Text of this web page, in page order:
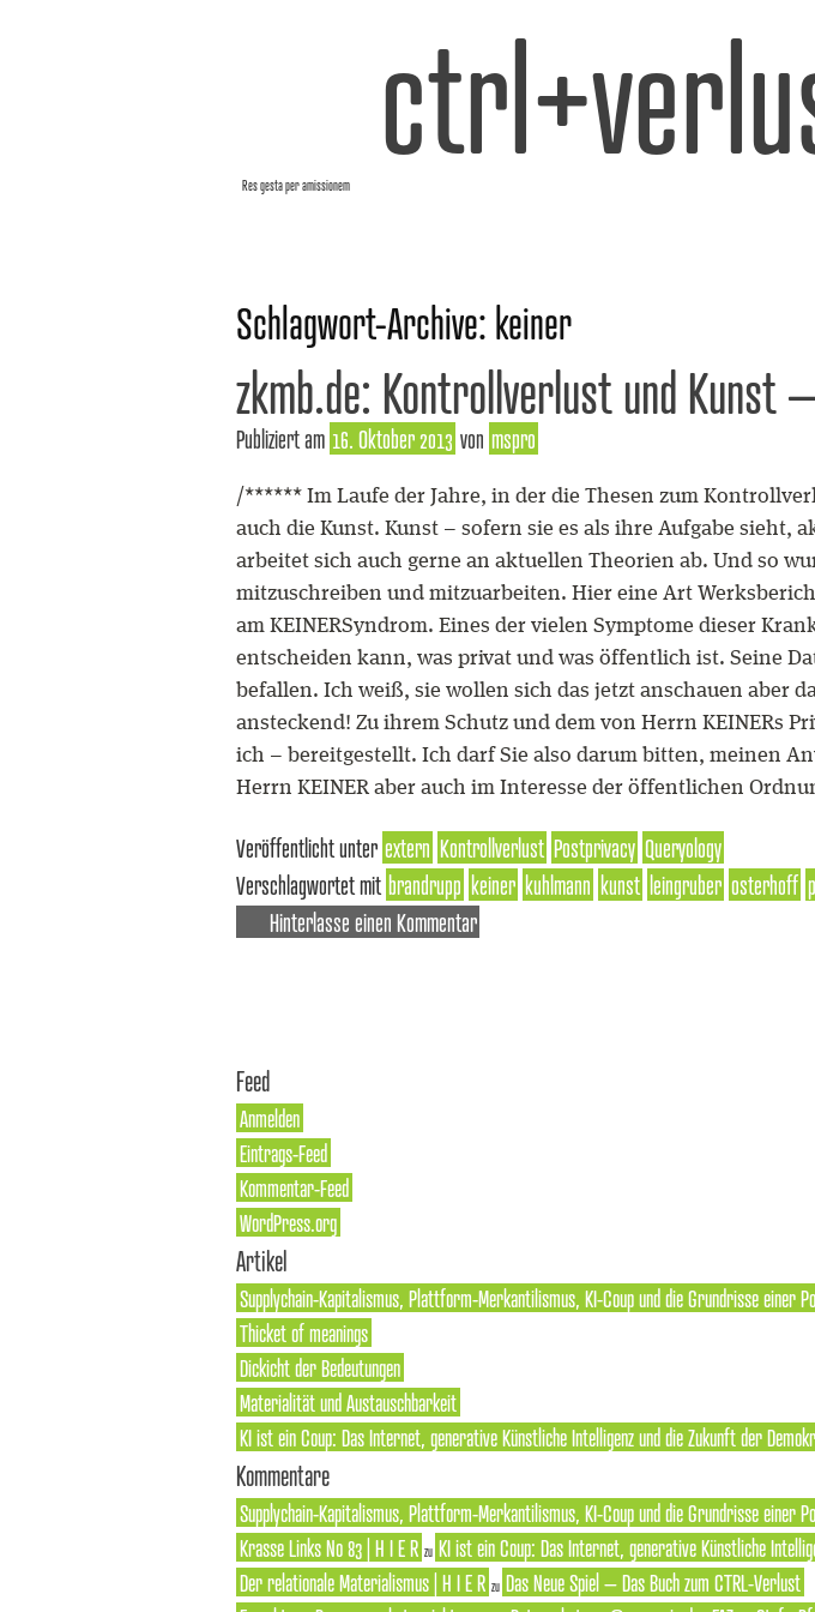
Res gesta per amissionem
Schlagwort-Archive:keiner
zkmb.de: Kontrollverlust und Kunst
Publiziert am 16. Oktober 2013 von mspro
/****** Im Laufe der Jahre, in der die Thesen zum
auch die Kunst. Kunst – sofern sie es als ihre Aufgabe
arbeitet sich auch gerne an aktuellen Theorien ab. Und so
mitzuschreiben und mitzuarbeiten. Hier eine Art
am KEINERSyndrom. Eines der vielen Symptome dieser
entscheiden kann, was privat und was öffentlich ist. Seine
befallen. Ich weiß, sie wollen sich das jetzt anschauen aber
ansteckend! Zu ihrem Schutz und dem von Herrn KEINERs
ich – bereitgestellt. Ich darf Sie also darum bitten, meinen
Herrn KEINER aber auch im Interesse der öffentlichen
Veröffentlicht unter extern Kontrollverlust Postprivacy Queryology
Verschlagwortet mit brandrupp keiner kuhlmann kunst leingruber osterhoff
Hinterlasse einen Kommentar
Feed
Anmelden
Eintrags-Feed
Kommentar-Feed
WordPress.org
Artikel
Supplychain-Kapitalismus, Plattform-Merkantilismus, KI-Coup und die Grundrisse einer
Thicket of meanings
Dickicht der Bedeutungen
Materialität und Austauschbarkeit
KI ist ein Coup: Das Internet, generative Künstliche Intelligenz und die Zukunft der
Kommentare
Supplychain-Kapitalismus, Plattform-Merkantilismus, KI-Coup und die Grundrisse einer
Krasse Links No 83 | H I E R zu KI ist ein Coup: Das Internet, generative Künstliche
Der relationale Materialismus | H I E R zu Das Neue Spiel – Das Buch zum CTRL-Verlust